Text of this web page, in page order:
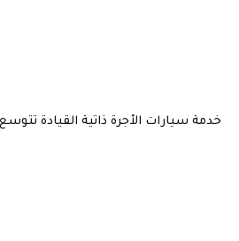
خدمة سيارات الأجرة ذاتية القيادة تتوسع